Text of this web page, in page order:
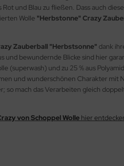
und Blau zu fließen. Dass auch
Wolle "Herbstonne" Crazy
Zauberball "Herbstsonne" dank
und bewundernde Blicke sind hier
(superwash) und zu 25 % aus Polyamid.
und wunderschönen Charakter
mach das Verarbeiten gleich
von Schoppel Wolle hier